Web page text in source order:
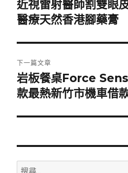
導
覽
上
一
文
章:
近視雷射醫師割雙眼
醫療天然香港腳藥膏
下一篇文章
下
一
文
岩板餐桌Force
款最熱新竹市機車借
搜